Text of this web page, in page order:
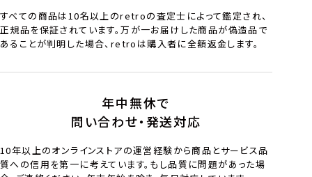
すべての商品は10名以上のretroの査定士によって鑑定され、
正規品を保証されています。万が一お届けした商品が偽造品で
あることが判明した場合、retroは購入者に全額返金します。
年中無休で
問い合わせ・発送対応
10年以上のオンラインストアの運営経験から商品とサービス品
質への信用を第一に考えています。もし品質に問題があった場